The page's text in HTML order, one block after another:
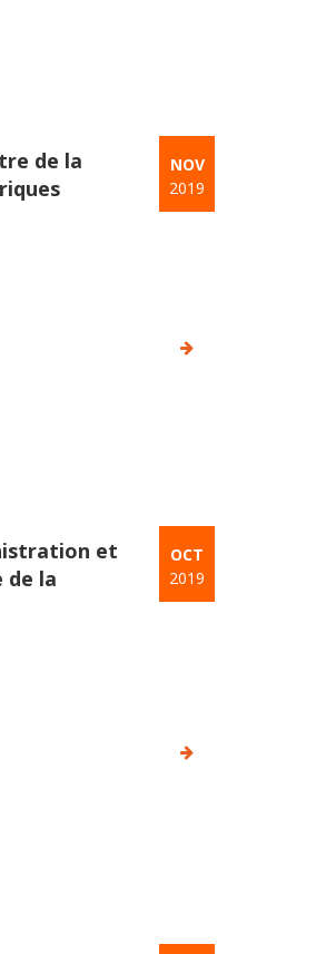
de la
NOV
2019
et
de la
OCT
2019